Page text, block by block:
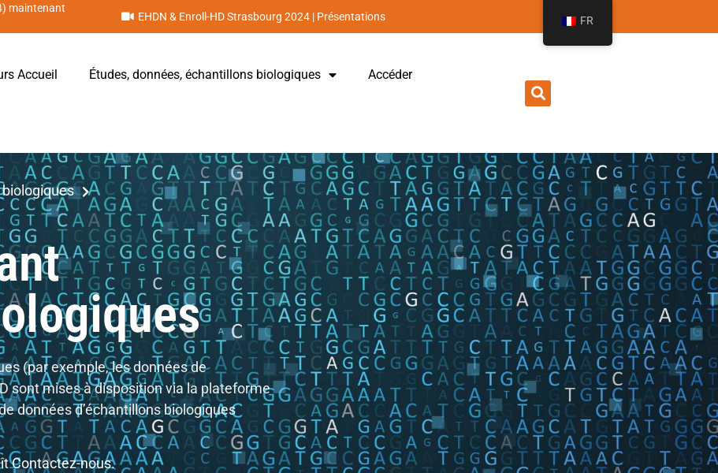
maintenant
EHDN & Enroll-HD Strasbourg 2024 | Présentations
Accueil Études, données, échantillons biologiques Accéder
(par exemple, les données de
sont mises à disposition via la plateforme
données d’échantillons biologiques
Contactez-nous.
FR